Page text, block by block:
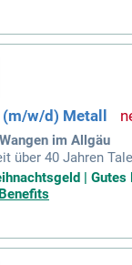
und
sind bei uns
Ideen um.
Sie die
w/d) Metall
im Allgäu
über 40 Jahren
Sie Ihre Chance,
(m/w/
Ihnen vielfältige
Aufgaben
eines Teams
|